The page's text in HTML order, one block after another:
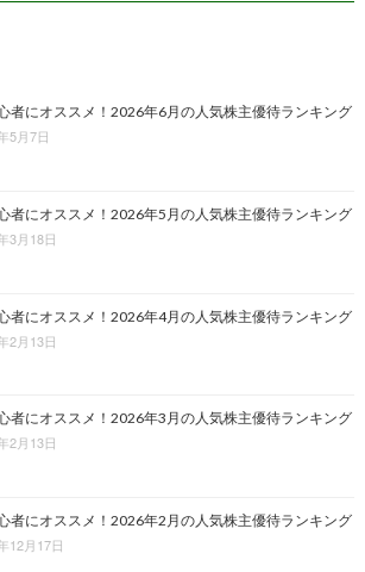
者にオススメ！2026年6月の人気株主優待ランキング
5月7日
者にオススメ！2026年5月の人気株主優待ランキング
3月18日
者にオススメ！2026年4月の人気株主優待ランキング
2月13日
者にオススメ！2026年3月の人気株主優待ランキング
2月13日
者にオススメ！2026年2月の人気株主優待ランキング
12月17日